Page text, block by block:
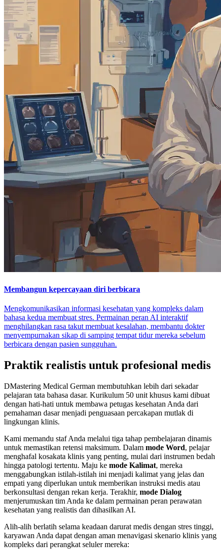
Membangun kepercayaan diri berbicara
Mengkomunikasikan informasi kesehatan yang kompleks dalam
bahasa kedua membuat stres. Permainan peran AI interaktif
menghilangkan rasa takut membuat kesalahan, membantu dokter
menyempurnakan sikap di samping tempat tidur mereka sebelum
berbicara dengan pasien sungguhan.
Praktik realistis untuk profesional medis
DMastering Medical German membutuhkan lebih dari sekadar
pelajaran tata bahasa dasar. Kurikulum 50 unit khusus kami dibuat
dengan hati-hati untuk membawa petugas kesehatan Anda dari
pemahaman dasar menjadi penguasaan percakapan mutlak di
lingkungan klinis.
Kami memandu staf Anda melalui tiga tahap pembelajaran dinamis
untuk memastikan retensi maksimum. Dalam mode Word, pelajar
menghafal kosakata klinis yang penting, mulai dari instrumen bedah
hingga patologi tertentu. Maju ke mode Kalimat, mereka
menggabungkan istilah-istilah ini menjadi kalimat yang jelas dan
empati yang diperlukan untuk memberikan instruksi medis atau
berkonsultasi dengan rekan kerja. Terakhir, mode Dialog
menjerumuskan tim Anda ke dalam permainan peran perawatan
kesehatan yang realistis dan dihasilkan AI.
Alih-alih berlatih selama keadaan darurat medis dengan stres tinggi,
karyawan Anda dapat dengan aman menavigasi skenario klinis yang
kompleks dari perangkat seluler mereka: